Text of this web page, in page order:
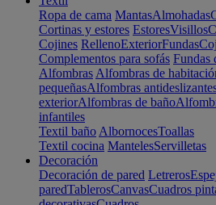
Ropa de cama MantasAlmohadas
Cortinas y estores EstoresVisillos
Cojines RellenoExteriorFundas
Complementos para sofás Fundas
Alfombras Alfombras de
pequeñasAlfombras
exteriorAlfombras de baño
infantiles
Textil baño AlbornocesToallas
Textil cocina MantelesServilletas
Decoración
Decoración de pared Letreros
paredTablerosCanvasCuadros